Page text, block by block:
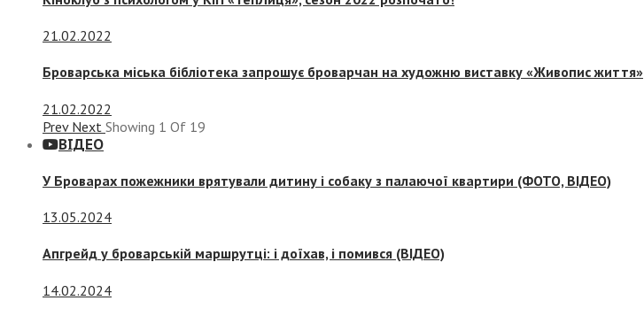
21.02.2022
Броварська міська бібліотека запрошує броварчан на художню виставку «Живопис життя»
21.02.2022
Prev Next Showing 1 Of 19
ВІДЕО
У Броварах пожежники врятували дитину і собаку з палаючої квартири (ФОТО, ВІДЕО)
13.05.2024
Апгрейд у броварській маршрутці: і доїхав, і помився (ВІДЕО)
14.02.2024